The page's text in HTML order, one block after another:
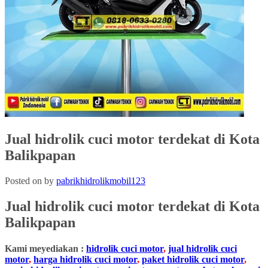
Jual hidrolik cuci motor terdekat di Kota
Balikpapan
Posted on by pabrikhidrolikmobil123
Jual hidrolik cuci motor terdekat di Kota
Balikpapan
Kami meyediakan : hidrolik cuci motor, jual hidrolik cuci
motor, harga hidrolik cuci motor, paket hidrolik cuci motor,